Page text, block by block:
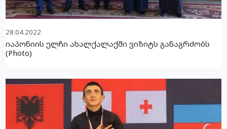
28.04.2022
იაპონიის ელჩი ახალქალაქში ვიზიტს განაგრძობს
(Photo)